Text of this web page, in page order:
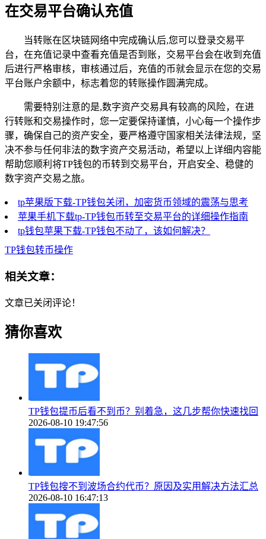
在交易平台确认充值
当转账在区块链网络中完成确认后,您可以登录交易平
台，在充值记录中查看充值是否到账，交易平台会在收到充值
后进行严格审核，审核通过后，充值的币就会显示在您的交易
平台账户余额中，标志着您的转账操作圆满完成。
需要特别注意的是,数字资产交易具有较高的风险，在进
行转账和交易操作时，您一定要保持谨慎，小心每一个操作步
骤，确保自己的资产安全，要严格遵守国家相关法律法规，坚
决不参与任何非法的数字资产交易活动，希望以上详细内容能
帮助您顺利将TP钱包的币转到交易平台，开启安全、稳健的
数字资产交易之旅。
tp苹果版下载-TP钱包关闭，加密货币领域的震荡与思考
苹果手机下载tp-TP钱包币转至交易平台的详细操作指南
tp钱包苹果下载-TP钱包不动了，该如何解决？
TP钱包转币操作
相关文章：
文章已关闭评论！
猜你喜欢
TP钱包提币后看不到币？别着急，这几步帮你快速找回
2026-08-10 19:47:56
TP钱包搜不到波场合约代币？原因及实用解决方法汇总
2026-08-10 16:47:13